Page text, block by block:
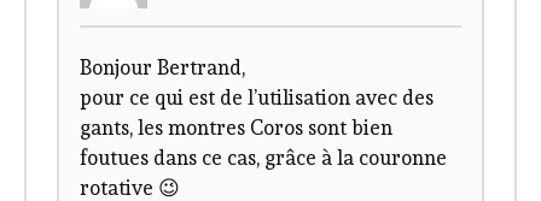
Bonjour Bertrand,
pour ce qui est de l’utilisation avec des
gants, les montres Coros sont bien
foutues dans ce cas, grâce à la couronne
rotative 😉